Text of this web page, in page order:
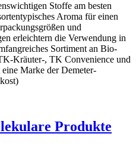
Stoffe am besten
Aroma für einen
und
erleichtern die Verwendung in
Sortiment an Bio-
Kräuter-, TK Convenience und
Marke der Demeter-
Produkte